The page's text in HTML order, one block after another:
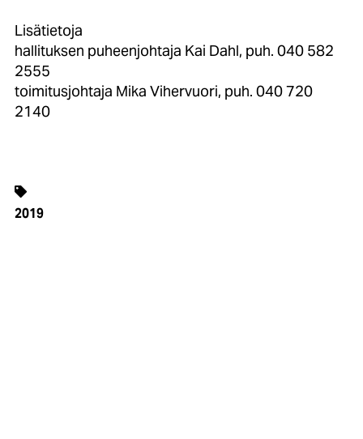
Lisätietoja
hallituksen puheenjohtaja Kai Dahl, puh. 040 582
2555
toimitusjohtaja Mika Vihervuori, puh. 040 720
2140
2019